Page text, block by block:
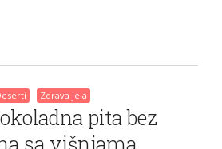
Zdrava jela
pita bez
sa višnjama